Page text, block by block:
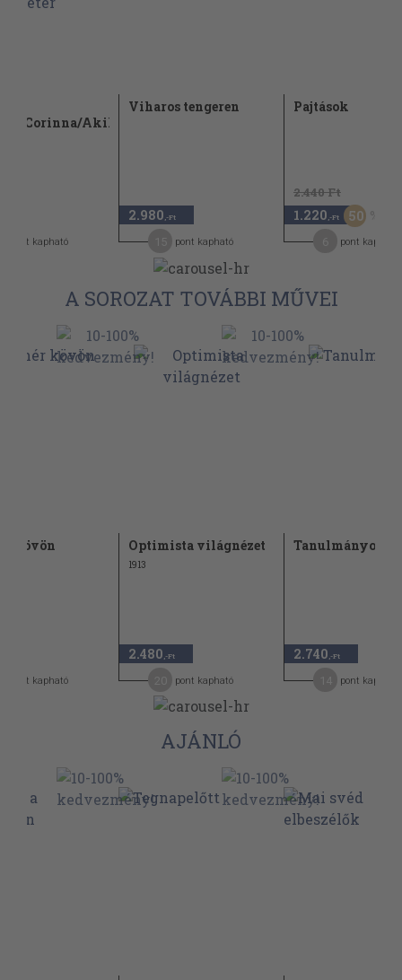
Corinna/Akik
pont kapható
Viharos tengeren
2.980 ,-Ft
pont kapható
Pajtások
2.440 Ft
1.220 ,-Ft 50
pont kapható
A SOROZAT TOVÁBBI MŰVEI
kövön
pont kapható
Optimista világnézet
1913
2.480 ,-Ft
pont kapható
Tanulmányok
2.740 ,-Ft
pont kapható
AJÁNLÓ